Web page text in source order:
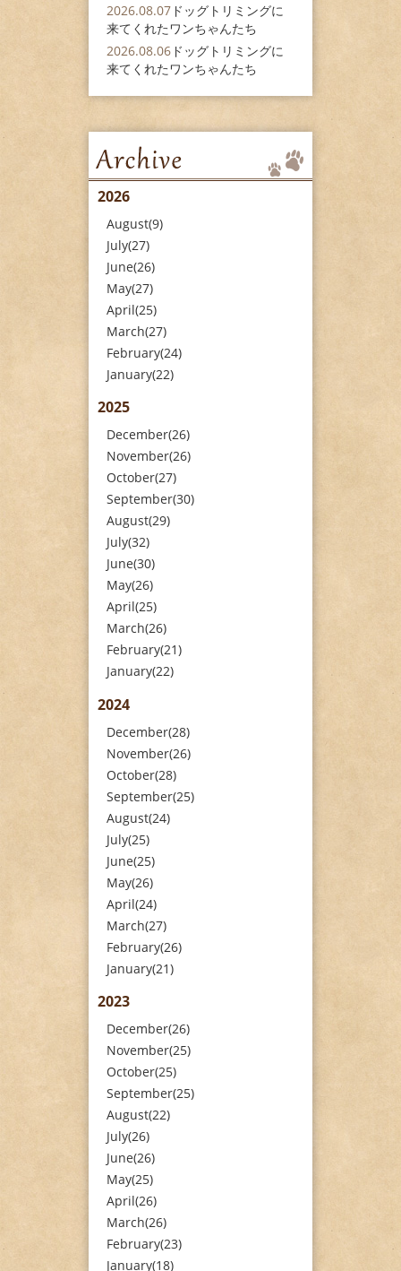
2026.08.07 ドッグトリミングに
来てくれたワンちゃんたち
2026.08.06 ドッグトリミングに
来てくれたワンちゃんたち
2026
August(9)
July(27)
June(26)
May(27)
April(25)
March(27)
February(24)
January(22)
2025
December(26)
November(26)
October(27)
September(30)
August(29)
July(32)
June(30)
May(26)
April(25)
March(26)
February(21)
January(22)
2024
December(28)
November(26)
October(28)
September(25)
August(24)
July(25)
June(25)
May(26)
April(24)
March(27)
February(26)
January(21)
2023
December(26)
November(25)
October(25)
September(25)
August(22)
July(26)
June(26)
May(25)
April(26)
March(26)
February(23)
January(18)